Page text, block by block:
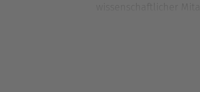
wissenschaftlicher
griechische Romane